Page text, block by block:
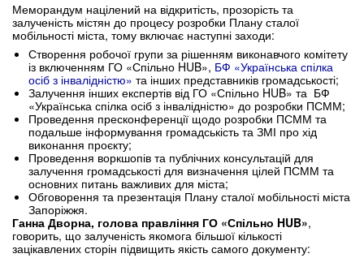
Меморандум націлений на відкритість, прозорість та
залученість містян до процесу розробки Плану сталої
мобільності міста, тому включає наступні заходи:
Створення робочої групи за рішенням виконавчого комітету
із включенням ГО «Спільно HUB», БФ «Українська спілка
осіб з інвалідністю» та інших представників громадськості;
Залучення інших експертів від ГО «Спільно HUB» та БФ
«Українська спілка осіб з інвалідністю» до розробки ПСММ;
Проведення пресконференції щодо розробки ПСММ та
подальше інформування громадськість та ЗМІ про хід
виконання проєкту;
Проведення воркшопів та публічних консультацій для
залучення громадськості для визначення цілей ПСММ та
основних питань важливих для міста;
Обговорення та презентація Плану сталої мобільності міста
Запоріжжя.
Ганна Дворна, голова правління ГО «Спільно HUB»,
говорить, що залученість якомога більшої кількості
зацікавлених сторін підвищить якість самого документу: